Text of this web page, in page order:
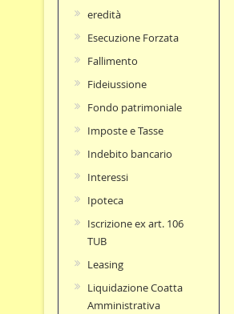
eredità
Esecuzione Forzata
Fallimento
Fideiussione
Fondo patrimoniale
Imposte e Tasse
Indebito bancario
Interessi
Ipoteca
Iscrizione ex art. 106
TUB
Leasing
Liquidazione Coatta
Amministrativa